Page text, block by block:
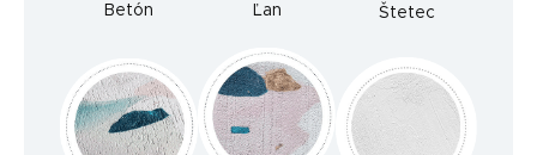
Betón
Ľan
Štetec